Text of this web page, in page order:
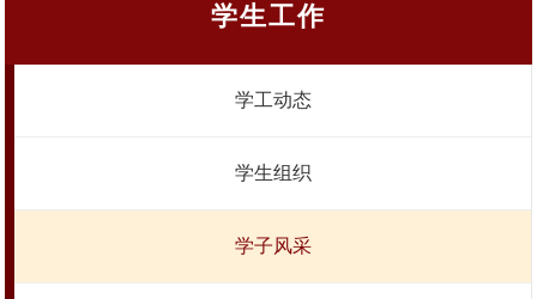
学生工作
学工动态
学生组织
学子风采